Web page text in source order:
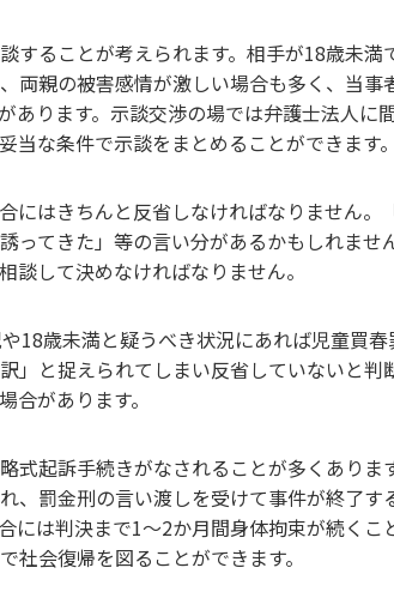
することが考えられます。相手が18歳未満
両親の被害感情が激しい場合も多く、当事
あります。示談交渉の場では弁護士法人に
当な条件で示談をまとめることができます。
にはきちんと反省しなければなりません。
ってきた」等の言い分があるかもしれませ
談して決めなければなりません。
18歳未満と疑うべき状況にあれば児童買
」と捉えられてしまい反省していないと判
合があります。
式起訴手続きがなされることが多くありま
、罰金刑の言い渡しを受けて事件が終了す
には判決まで1～2か月間身体拘束が続くこ
社会復帰を図ることができます。